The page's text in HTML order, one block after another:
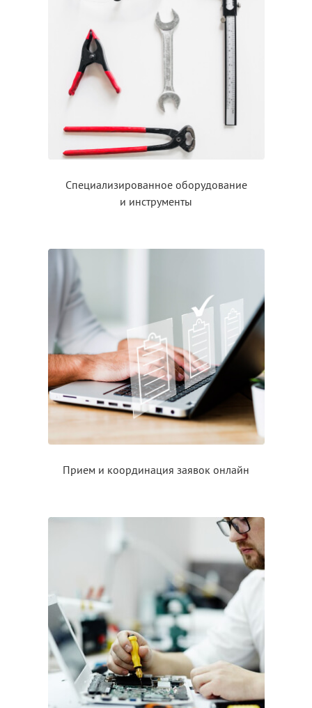
Специализированное оборудование
и инструменты
Прием и координация заявок онлайн